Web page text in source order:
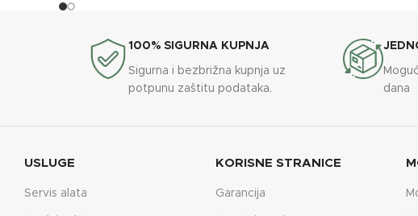
100% SIGURNA KUPNJA
Sigurna i bezbrižna kupnja uz
potpunu zaštitu podataka.
dana
USLUGE
Servis alata
KORISNE STRANICE
Garancija